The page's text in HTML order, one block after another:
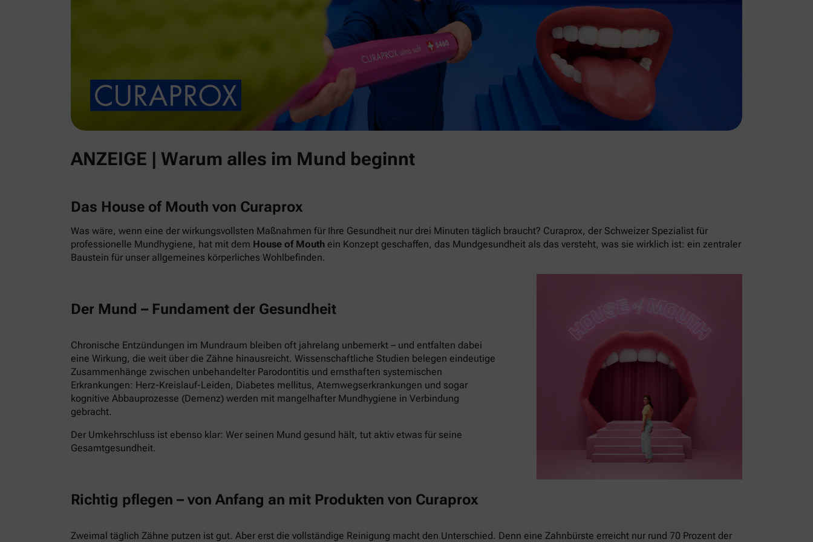
ANZEIGE | Warum alles im Mund beginnt
Das House of Mouth von Curaprox
Was wäre, wenn eine der wirkungsvollsten Maßnahmen für Ihre Gesundheit nur drei Minuten täglich braucht? Curaprox, der Schweizer Spezialist für
professionelle Mundhygiene, hat mit dem House of Mouth ein Konzept geschaffen, das Mundgesundheit als das versteht, was sie wirklich ist: ein zentraler
Baustein für unser allgemeines körperliches Wohlbefinden.
Der Mund – Fundament der Gesundheit
Chronische Entzündungen im Mundraum bleiben oft jahrelang unbemerkt – und entfalten dabei
eine Wirkung, die weit über die Zähne hinausreicht. Wissenschaftliche Studien belegen eindeutige
Zusammenhänge zwischen unbehandelter Parodontitis und ernsthaften systemischen
Erkrankungen: Herz-Kreislauf-Leiden, Diabetes mellitus, Atemwegserkrankungen und sogar
kognitive Abbauprozesse (Demenz) werden mit mangelhafter Mundhygiene in Verbindung
gebracht.
Der Umkehrschluss ist ebenso klar: Wer seinen Mund gesund hält, tut aktiv etwas für seine
Gesamtgesundheit.
Richtig pflegen – von Anfang an mit Produkten von Curaprox
Zweimal täglich Zähne putzen ist gut. Aber erst die vollständige Reinigung macht den Unterschied. Denn eine Zahnbürste erreicht nur rund 70 Prozent der